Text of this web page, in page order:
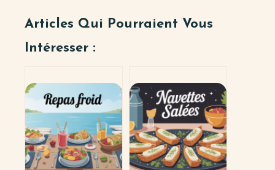
Articles Qui Pourraient Vous
Intéresser :